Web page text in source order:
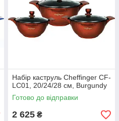
Набір каструль Cheffinger CF-
LC01, 20/24/28 см, Burgundy
Готово до відправки
2 625 ₴